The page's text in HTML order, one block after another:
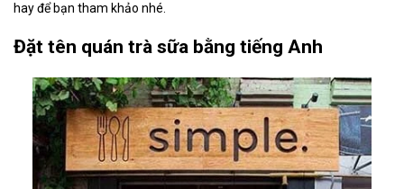
hay để bạn tham khảo nhé.
Đặt tên quán trà sữa bằng tiếng Anh